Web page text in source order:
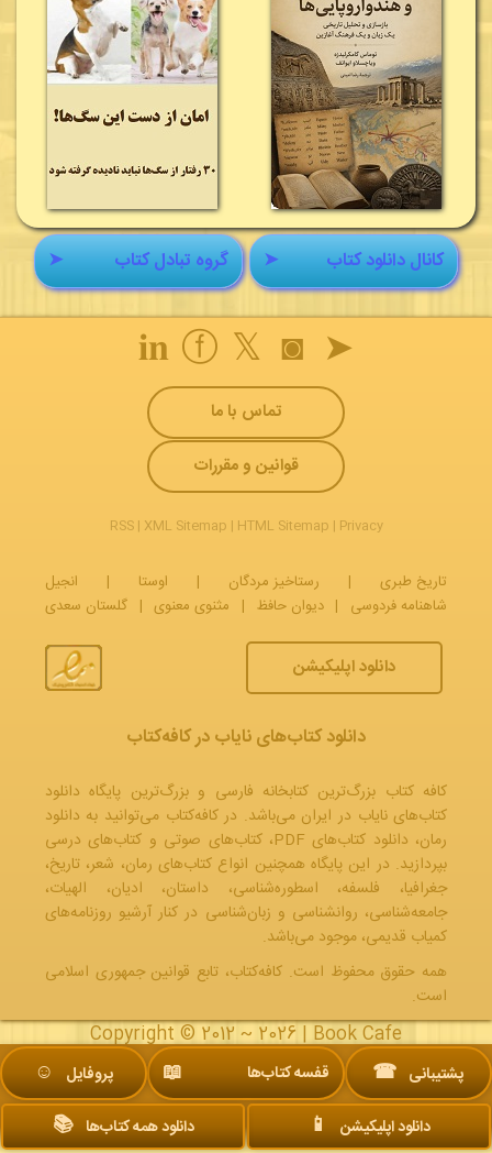
➤ گروه تبادل کتاب ➤ کانال دانلود کتاب
➤
◙
𝕏
ⓕ
𝐢𝐧
تماس با ما
قوانین و مقررات
RSS| XML Sitemap | HTML Sitemap | Privacy
تاریخ طبری | رستاخیز مردگان | اوستا |
انجیل
شاهنامه فردوسی | دیوان حافظ | مثنوی معنوی | گلستان سعدی
دانلود اپلیکیشن
دانلود کتاب‌های نایاب در کافه‌کتاب
کافه کتاب بزرگ‌ترین کتابخانه فارسی و بزرگ‌ترین پایگاه دانلود
کتاب‌های نایاب در ایران می‌باشد. در کافه‌کتاب می‌توانید به دانلود
رمان، دانلود کتاب‌های PDF، کتاب‌های صوتی و کتاب‌های درسی
بپردازید. در این پایگاه همچنین انواع کتاب‌های رمان، شعر، تاریخ،
جغرافیا، فلسفه، اسطوره‌شناسی، داستان، ادیان، الهیات،
جامعه‌شناسی، روانشناسی و زبان‌شناسی در کنار آرشیو روزنامه‌های
کمیاب قدیمی، موجود می‌باشد.
همه حقوق محفوظ است. کافه‌کتاب، تابع قوانین جمهوری‌ اسلامی
است.
Copyright © 2012 ~ 2026 | Book Cafe
پشتیبانی ☎ قفسه کتاب‌ها 📖 پروفایل ☺︎
دانلود اپلیکیشن 📱 دانلود همه کتاب‌ها 📚